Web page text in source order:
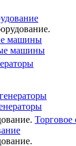
машины
машины
Торговое